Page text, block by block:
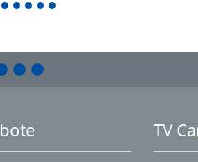
4 5 6 7 8
TV